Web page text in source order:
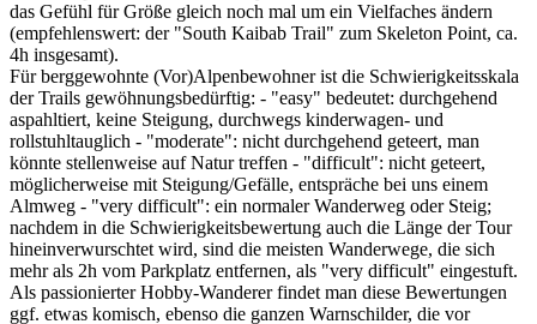
das Gefühl für Größe gleich noch mal um ein Vielfaches ändern
(empfehlenswert: der "South Kaibab Trail" zum Skeleton Point, ca.
4h insgesamt).
Für berggewohnte (Vor)Alpenbewohner ist die Schwierigkeitsskala
der Trails gewöhnungsbedürftig: - "easy" bedeutet: durchgehend
aspahltiert, keine Steigung, durchwegs kinderwagen- und
rollstuhltauglich - "moderate": nicht durchgehend geteert, man
könnte stellenweise auf Natur treffen - "difficult": nicht geteert,
möglicherweise mit Steigung/Gefälle, entspräche bei uns einem
Almweg - "very difficult": ein normaler Wanderweg oder Steig;
nachdem in die Schwierigkeitsbewertung auch die Länge der Tour
hineinverwurschtet wird, sind die meisten Wanderwege, die sich
mehr als 2h vom Parkplatz entfernen, als "very difficult" eingestuft.
Als passionierter Hobby-Wanderer findet man diese Bewertungen
ggf. etwas komisch, ebenso die ganzen Warnschilder, die vor